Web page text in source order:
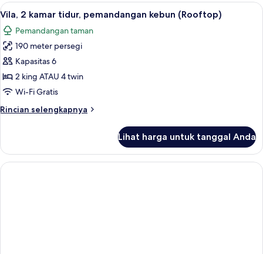
kamar
pemandangan
kebun
Lihat
semua
foto
untuk
Vila,
2
kamar
pemandangan
Vila, 2 kamar tidur, pemandangan
5
Vila, 2 kamar tidur, pemandangan kebun (Rooftop)
Pemandangan taman
190 meter persegi
Kapasitas 6
2 king ATAU 4 twin
Wi-Fi Gratis
Rincian selengkapnya
Rincian
Vila,
kamar
Lihat harga untuk tanggal Anda